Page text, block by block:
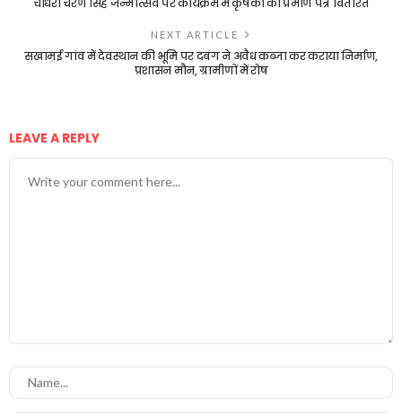
NEXT ARTICLE
सखामई गांव में देवस्थान की भूमि पर दबंग ने अवैध कब्जा कर कराया निर्माण,
प्रशासन मौन, ग्रामीणों में रोष
LEAVE A REPLY